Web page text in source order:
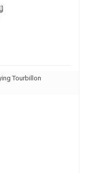
Tourbillon